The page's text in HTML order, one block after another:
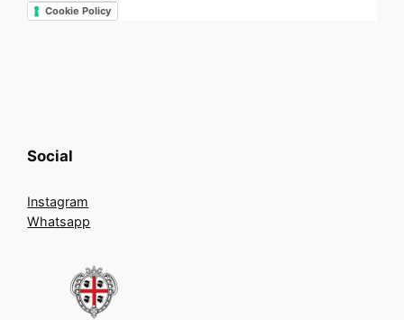
Cookie Policy
Social
Instagram
Whatsapp